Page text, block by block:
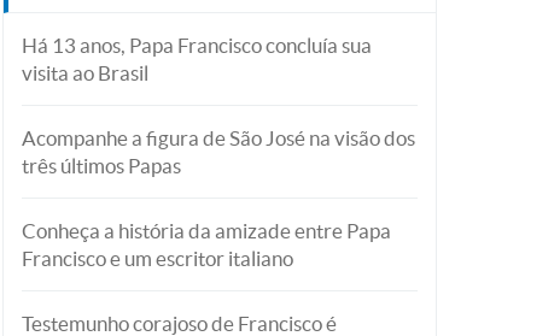
Há 13 anos, Papa Francisco concluía sua
visita ao Brasil
Acompanhe a figura de São José na visão dos
três últimos Papas
Conheça a história da amizade entre Papa
Francisco e um escritor italiano
Testemunho corajoso de Francisco é